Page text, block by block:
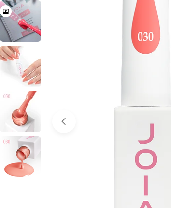
Отвори медия 0 в прозорец